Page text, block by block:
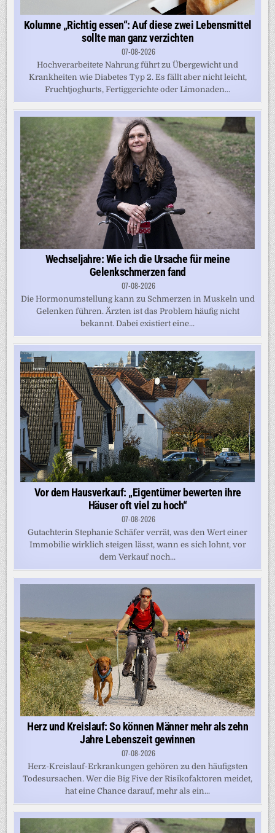
Kolumne „Richtig essen“: Auf diese zwei Lebensmittel
sollte man ganz verzichten
07-08-2026
Hochverarbeitete Nahrung führt zu Übergewicht und
Krankheiten wie Diabetes Typ 2. Es fällt aber nicht leicht,
Fruchtjoghurts, Fertiggerichte oder Limonaden...
Wechseljahre: Wie ich die Ursache für meine
Gelenkschmerzen fand
07-08-2026
Die Hormonumstellung kann zu Schmerzen in Muskeln und
Gelenken führen. Ärzten ist das Problem häufig nicht
bekannt. Dabei existiert eine...
Vor dem Hausverkauf: „Eigentümer bewerten ihre
Häuser oft viel zu hoch“
07-08-2026
Gutachterin Stephanie Schäfer verrät, was den Wert einer
Immobilie wirklich steigen lässt, wann es sich lohnt, vor
dem Verkauf noch...
Herz und Kreislauf: So können Männer mehr als zehn
Jahre Lebenszeit gewinnen
07-08-2026
Herz-Kreislauf-Erkrankungen gehören zu den häufigsten
Todesursachen. Wer die Big Five der Risikofaktoren meidet,
hat eine Chance darauf, mehr als ein...